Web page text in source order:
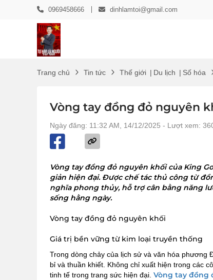
0969458666 dinhlamtoi@gmail.com
Trang chủ Tin tức Thế giới | Du lịch | Số hóa
Vòng tay đồng đỏ nguyên
Ngày đăng: 11:32 AM, 14/12/2025 - Lượt xem:
Vòng tay đồng đỏ nguyên khối của King
giản hiện đại. Được chế tác thủ công từ
nghĩa phong thủy, hỗ trợ cân bằng năng
sống hằng ngày.
Vòng tay đồng đỏ nguyên khối
Giá trị bền vững từ kim loại truyền thống
Trong dòng chảy của lịch sử và văn hóa phương
bỉ và thuần khiết. Không chỉ xuất hiện trong các
tinh tế trong trang sức hiện đại. Vòng tay đồng